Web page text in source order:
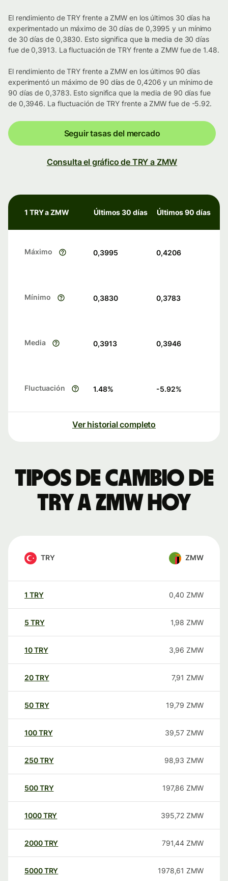
El rendimiento de TRY frente a ZMW en los últimos 30 días ha
experimentado un máximo de 30 días de 0,3995 y un mínimo
de 30 días de 0,3830. Esto significa que la media de 30 días
fue de 0,3913. La fluctuación de TRY frente a ZMW fue de 1.48.
El rendimiento de TRY frente a ZMW en los últimos 90 días
experimentó un máximo de 90 días de 0,4206 y un mínimo de
90 días de 0,3783. Esto significa que la media de 90 días fue
de 0,3946. La fluctuación de TRY frente a ZMW fue de -5.92.
Seguir tasas del mercado
Consulta el gráfico de TRY a ZMW
1 TRY a ZMW Últimos 30 días Últimos 90 días
Máximo 0,3995 0,4206
Mínimo 0,3830 0,3783
Media 0,3913 0,3946
Fluctuación 1.48% -5.92%
Ver historial completo
Tipos de cambio de
TRY a ZMW hoy
TRY ZMW
1 TRY 0,40 ZMW
5 TRY 1,98 ZMW
10TRY 3,96 ZMW
20TRY 7,91 ZMW
50TRY 19,79 ZMW
100TRY 39,57 ZMW
250TRY 98,93 ZMW
500TRY 197,86 ZMW
1000TRY 395,72 ZMW
2000TRY 791,44 ZMW
5000TRY 1978,61 ZMW